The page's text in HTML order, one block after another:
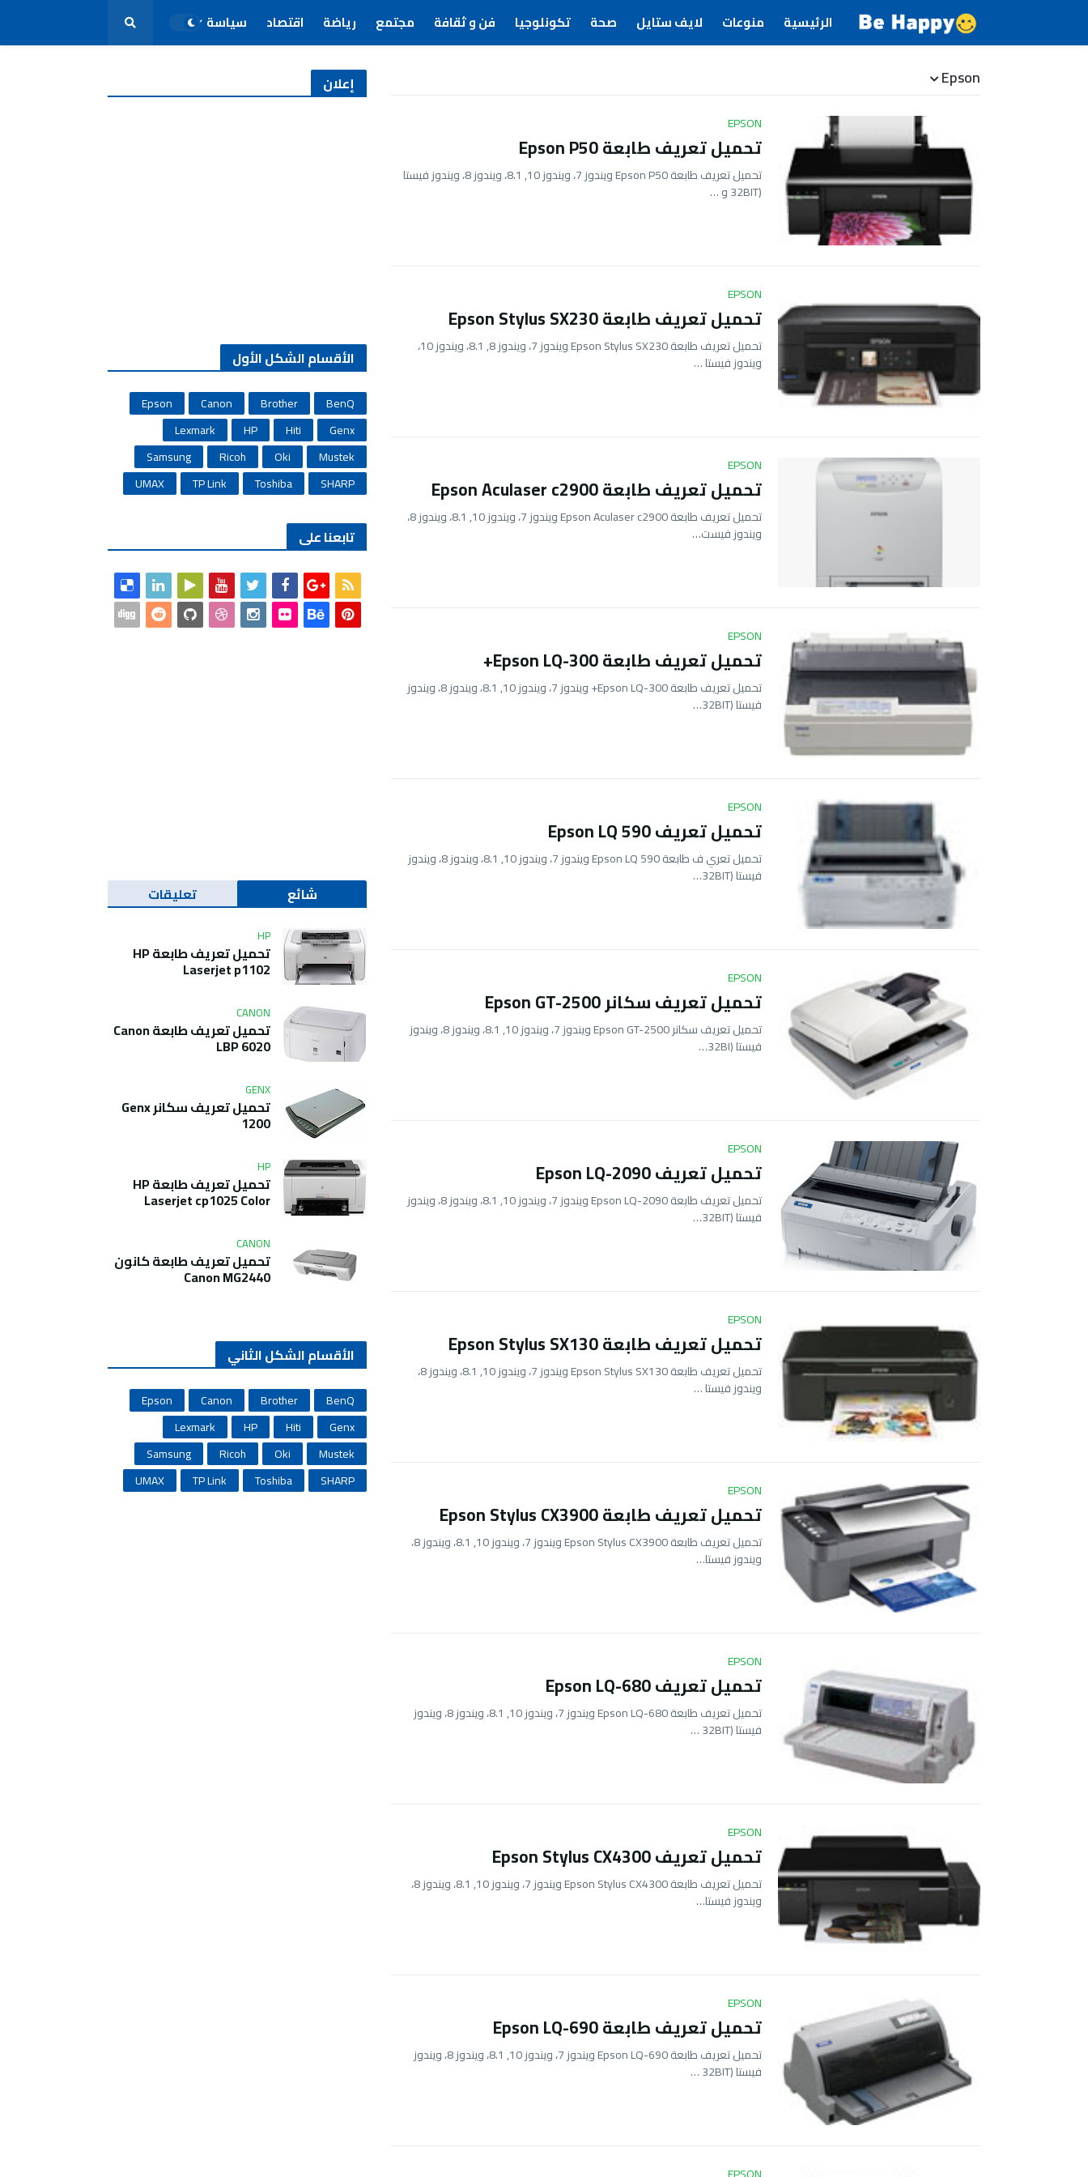
الرئيسية منوعات لايف ستايل صحة تكونلوجيا فن و ثقافة مجتمع رياضة اقتصاد سياسة
Epson
EPSON
تحميل تعريف طابعة Epson P50
تحميل تعريف طابعة Epson P50 ويندوز 7، ويندوز 10, 8.1، ويندوز 8، ويندوز فيستا
(32BIT و …
EPSON
تحميل تعريف طابعة Epson Stylus SX230
تحميل تعريف طابعة Epson Stylus SX230 ويندوز 7، ويندوز 8, 8.1، ويندوز 10،
ويندوز فيستا …
EPSON
تحميل تعريف طابعة Epson Aculaser c2900
تحميل تعريف طابعة Epson Aculaser c2900 ويندوز 7، ويندوز 10, 8.1، ويندوز 8،
ويندوز فيست…
EPSON
تحميل تعريف طابعة Epson LQ-300+
تحميل تعريف طابعة Epson LQ-300+ ويندوز 7، ويندوز 10, 8.1، ويندوز 8، ويندوز
فيستا (32BIT…
EPSON
تحميل تعريف Epson LQ 590
تحميل تعري ف طابعة Epson LQ 590 ويندوز 7، ويندوز 10, 8.1، ويندوز 8، ويندوز
فيستا (32BIT…
EPSON
تحميل تعريف سكانر Epson GT-2500
تحميل تعريف سكانر Epson GT-2500 ويندوز 7، ويندوز 10, 8.1، ويندوز 8، ويندوز
فيستا (32BI…
EPSON
تحميل تعريف Epson LQ-2090
تحميل تعريف طابعة Epson LQ-2090 ويندوز 7، ويندوز 10, 8.1، ويندوز 8، ويندوز
فيستا (32BIT…
EPSON
تحميل تعريف طابعة Epson Stylus SX130
تحميل تعريف طابعة Epson Stylus SX130 ويندوز 7، ويندوز 10, 8.1، ويندوز 8،
ويندوز فيستا …
EPSON
تحميل تعريف طابعة Epson Stylus CX3900
تحميل تعريف طابعة Epson Stylus CX3900 ويندوز 7، ويندوز 10, 8.1، ويندوز 8،
ويندوز فيستا…
EPSON
تحميل تعريف Epson LQ-680
تحميل تعريف طابعة Epson LQ-680 ويندوز 7، ويندوز 10, 8.1، ويندوز 8، ويندوز
فيستا (32BIT …
EPSON
تحميل تعريف Epson Stylus CX4300
تحميل تعريف طابعة Epson Stylus CX4300 ويندوز 7، ويندوز 10, 8.1، ويندوز 8،
ويندوز فيستا…
EPSON
تحميل تعريف طابعة Epson LQ-690
تحميل تعريف طابعة Epson LQ-690 ويندوز 7، ويندوز 10, 8.1، ويندوز 8، ويندوز
فيستا (32BIT …
إعلان
الأقسام الشكل الأول
BenQ
Brother
Canon
Epson
Genx
Hiti
HP
Lexmark
Mustek
Oki
Ricoh
Samsung
SHARP
Toshiba
TP Link
UMAX
تابعنا على
شائع تعليقات
HP
تحميل تعريف طابعة HP
Laserjet p1102
CANON
تحميل تعريف طابعة Canon
LBP 6020
GENX
تحميل تعريف سكانر Genx
1200
HP
تحميل تعريف طابعة HP
Laserjet cp1025 Color
CANON
تحميل تعريف طابعة كانون
Canon MG2440
الأقسام الشكل الثاني
BenQ
Brother
Canon
Epson
Genx
Hiti
HP
Lexmark
Mustek
Oki
Ricoh
Samsung
SHARP
Toshiba
TP Link
UMAX